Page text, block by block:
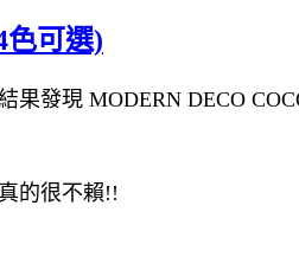
色可選)
發現 MODERN DECO
的很不賴!!